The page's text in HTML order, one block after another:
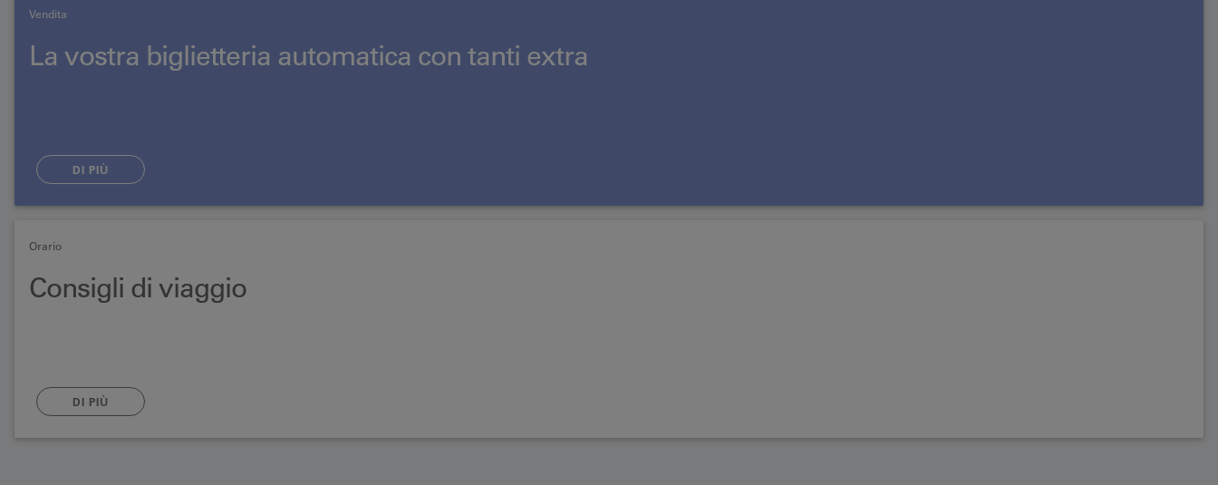
Vendita
La vostra biglietteria automatica con tanti extra
DI PIÙ
Orario
Consigli di viaggio
DI PIÙ